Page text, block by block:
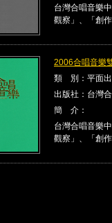
台灣合唱音樂
觀察」、「創
2006合唱音樂
類 別：平面
出版社：台灣
簡 介：
台灣合唱音樂
觀察」、「創